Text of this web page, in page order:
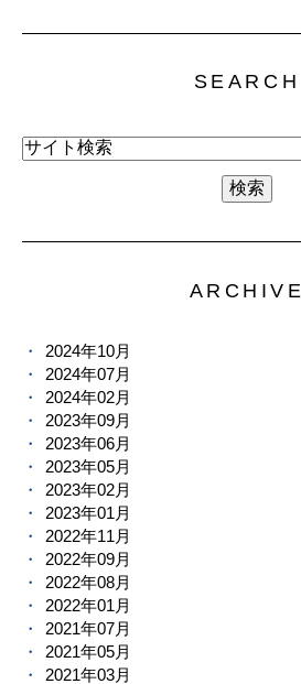
SEARCH
ARCHIVE
2024年10月
2024年07月
2024年02月
2023年09月
2023年06月
2023年05月
2023年02月
2023年01月
2022年11月
2022年09月
2022年08月
2022年01月
2021年07月
2021年05月
2021年03月